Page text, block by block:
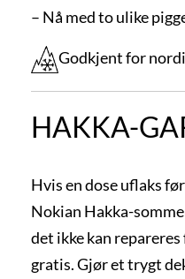
– Nå med to ulike
Godkjent for
HAKKA-
Hvis en dose uflaks
Nokian Hakka-
det ikke kan
gratis. Gjør et trygt